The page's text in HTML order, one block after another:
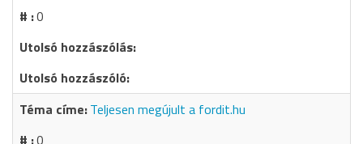
0
Teljesen megújult a fordit.hu
0